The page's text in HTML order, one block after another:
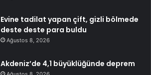
Evine tadilat yapan çift, gizli bölmede
deste deste para buldu
Ağustos 8, 2026
Akdeniz’de 4,1 büyüklüğünde deprem